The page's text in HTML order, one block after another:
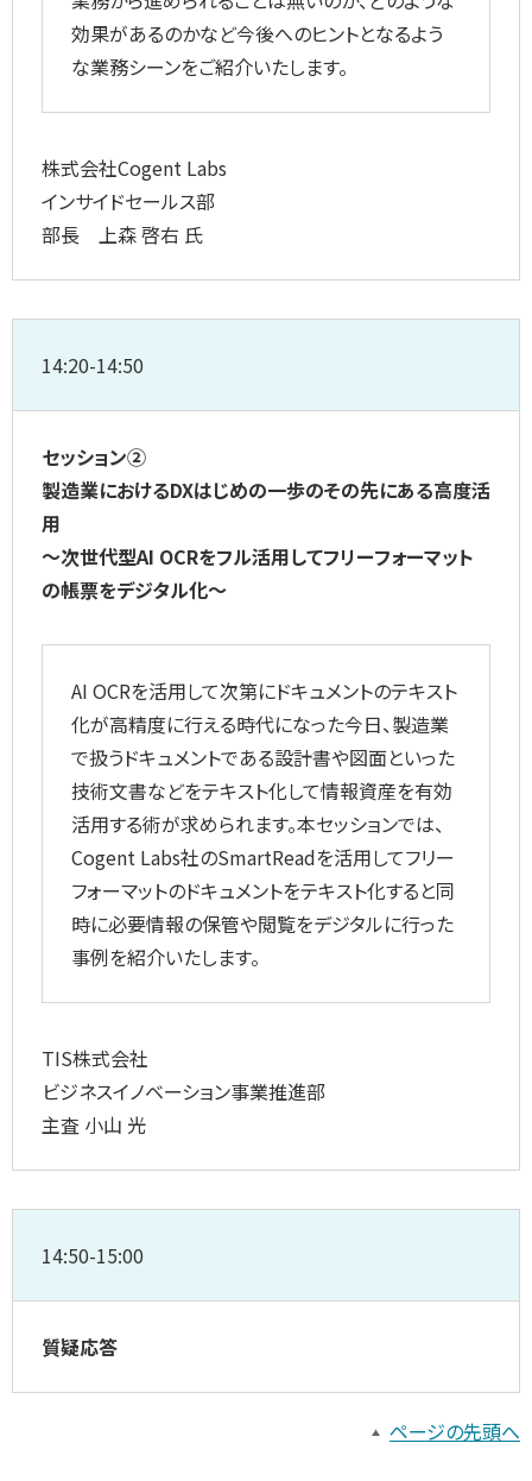
効果があるのかなど今後へのヒントとなるよう
な業務シーンをご紹介いたします。
株式会社Cogent Labs
インサイドセールス部
部長 上森 啓右 氏
14:20-14:50
セッション②
製造業におけるDXはじめの一歩のその先にある高度活
用
～次世代型AI OCRをフル活用してフリーフォーマット
の帳票をデジタル化～
AI OCRを活用して次第にドキュメントのテキスト
化が高精度に行える時代になった今日、製造業
で扱うドキュメントである設計書や図面といった
技術文書などをテキスト化して情報資産を有効
活用する術が求められます。本セッションでは、
Cogent Labs社のSmartReadを活用してフリー
フォーマットのドキュメントをテキスト化すると同
時に必要情報の保管や閲覧をデジタルに行った
事例を紹介いたします。
TIS株式会社
ビジネスイノベーション事業推進部
主査 小山 光
14:50-15:00
質疑応答
ページの先頭へ